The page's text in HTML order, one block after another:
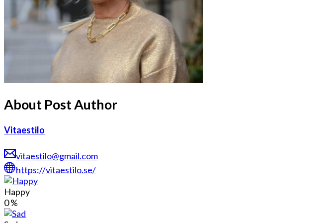
About Post Author
Vitaestilo
vitaestilo@gmail.com
https://vitaestilo.se/
Happy
0%